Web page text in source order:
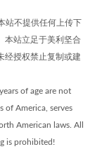
站不提供任何上传下
本站立足于美利坚合
经授权禁止复制或建
of age are not
of America, serves
American laws. All
is prohibited!